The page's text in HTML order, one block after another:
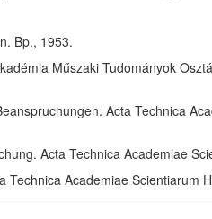
Bp., 1953.
Műszaki Tudományok
Acta Technica
Acta Technica Academiae
Academiae Scientiarum